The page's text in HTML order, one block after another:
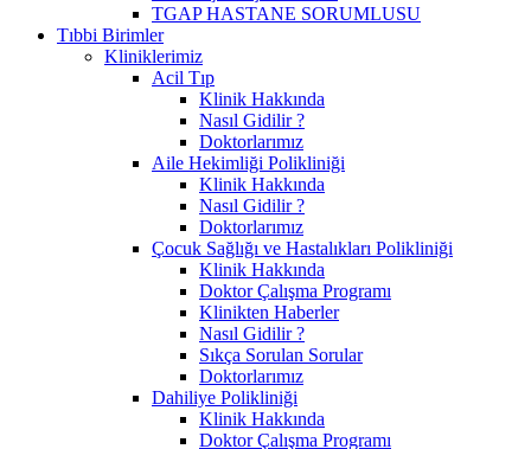
TGAP HASTANE SORUMLUSU
Tıbbi Birimler
Kliniklerimiz
Acil Tıp
Klinik Hakkında
Nasıl Gidilir ?
Doktorlarımız
Aile Hekimliği Polikliniği
Klinik Hakkında
Nasıl Gidilir ?
Doktorlarımız
Çocuk Sağlığı ve Hastalıkları Polikliniği
Klinik Hakkında
Doktor Çalışma Programı
Klinikten Haberler
Nasıl Gidilir ?
Sıkça Sorulan Sorular
Doktorlarımız
Dahiliye Polikliniği
Klinik Hakkında
Doktor Çalışma Programı